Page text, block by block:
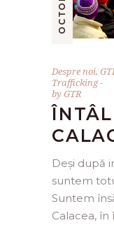
Despre noi,
Trafficking
byGTR
Deși după
suntem
Suntem
Calacea,